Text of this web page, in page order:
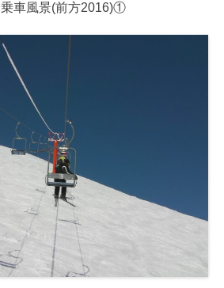
乗車風景(前方2016)①